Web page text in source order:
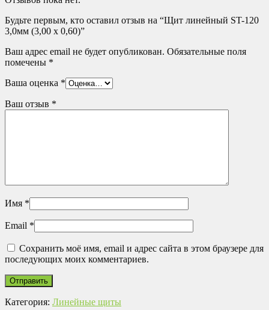
Будьте первым, кто оставил отзыв на “Щит линейный ST-120
3,0мм (3,00 х 0,60)”
Ваш адрес email не будет опубликован. Обязательные поля
помечены *
Ваша оценка *
Ваш отзыв *
Имя *
Email *
Сохранить моё имя, email и адрес сайта в этом браузере для
последующих моих комментариев.
Категория: Линейные щиты